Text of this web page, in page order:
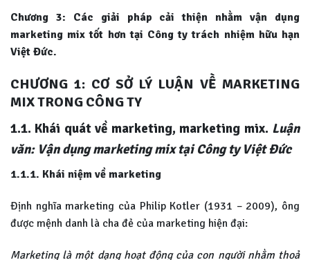
Chương 3: Các giải pháp cải thiện nhằm vận dụng
marketing mix tốt hơn tại Công ty trách nhiệm hữu hạn
Việt Đức.
CHƯƠNG 1: CƠ SỞ LÝ LUẬN VỀ MARKETING
MIX TRONG CÔNG TY
1.1. Khái quát về marketing, marketing mix. Luận
văn: Vận dụng marketing mix tại Công ty Việt Đức
1.1.1. Khái niệm về marketing
Định nghĩa marketing của Philip Kotler (1931 – 2009), ông
được mệnh danh là cha đẻ của marketing hiện đại:
Marketing là một dạng hoạt động của con người nhằm thoả